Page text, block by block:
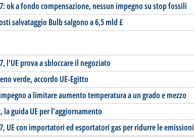
ok a fondo compensazione, nessun impegno su stop fossili
salvataggio Bulb salgono a 6,5 mld £
l'UE prova a sbloccare il negoziato
verde, accordo UE-Egitto
a limitare aumento temperatura a un grado e mezzo
la guida UE per l'aggiornamento
UE con importatori ed esportatori gas per ridurre le emissioni